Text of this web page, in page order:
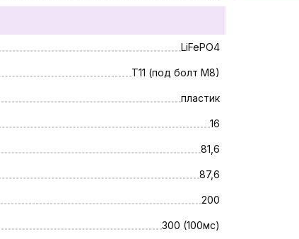
LiFePO4
Т11 (под болт М8)
пластик
16
81,6
87,6
200
300 (100мс)